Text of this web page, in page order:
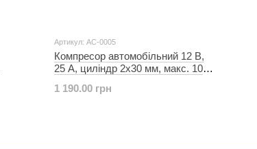
Артикул: AC-0005
Компресор автомобільний 12 В,
25 А, циліндр 2х30 мм, макс. 10
кабель живлення 3 м INTERTOOL
1 190.00 грн